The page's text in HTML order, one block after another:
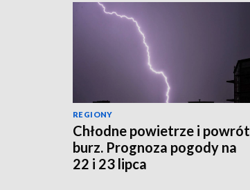
REGIONY
Chłodne powietrze i powrót
burz. Prognoza pogody na
22 i 23 lipca